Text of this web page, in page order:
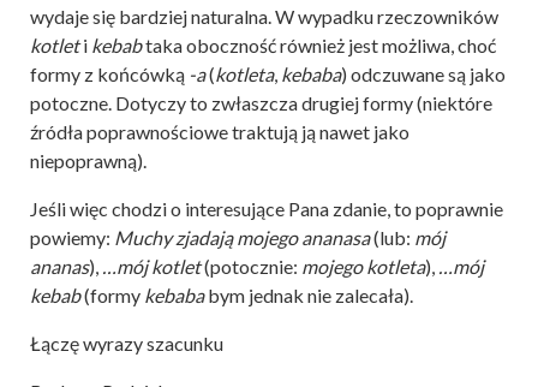
wydaje się bardziej naturalna. W wypadku rzeczowników
kotleti kebabtaka oboczność również jest możliwa, choć
formy z końcówką -a(kotleta, kebaba) odczuwane są jako
potoczne. Dotyczy to zwłaszcza drugiej formy (niektóre
źródła poprawnościowe traktują ją nawet jako
niepoprawną).
Jeśli więc chodzi o interesujące Pana zdanie, to poprawnie
powiemy: Muchy zjadają mojego ananasa(lub: mój
ananas), …mój kotlet(potocznie: mojego kotleta), …mój
kebab(formy kebababym jednak nie zalecała).
Łączę wyrazy szacunku